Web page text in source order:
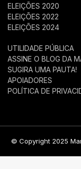
ELEIÇÕES 2020
ELEIÇÕES 2022
ELEIÇÕES 2024
UTILIDADE PÚBLICA
ASSINE O BLOG DA
SUGIRA UMA PAUTA!
APOIADORES
POLÍTICA DE
© Copyright 2025